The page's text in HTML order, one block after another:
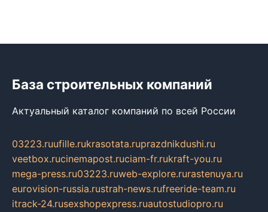
База строительных компаний
Актуальный каталог компаний по всей России
03223.ruufille.rukrasotata.ruprazdnikdushi.ru
veetbox.rucinemapost.ruciam-fr.rukraft-you.ru
mega-press.ru03223.ruweb-explore.rurastenuya.ru
eurovision-russia.rustrah-news.rufreeride-team.ru
itrack-24.rusexshopexpress.ruautostudiopro.ru